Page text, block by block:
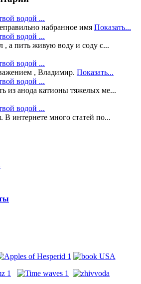
водой ...
набранное имя Показать...
водой ...
, а пить живую воду и соду с...
водой ...
, Владимир. Показать...
водой ...
из анода катионы тяжелых ме...
водой ...
В интернете много статей по...